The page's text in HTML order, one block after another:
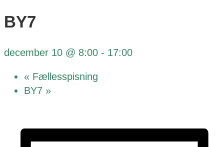
BY7
december 10 @ 8:00 - 17:00
« Fællesspisning
BY7 »